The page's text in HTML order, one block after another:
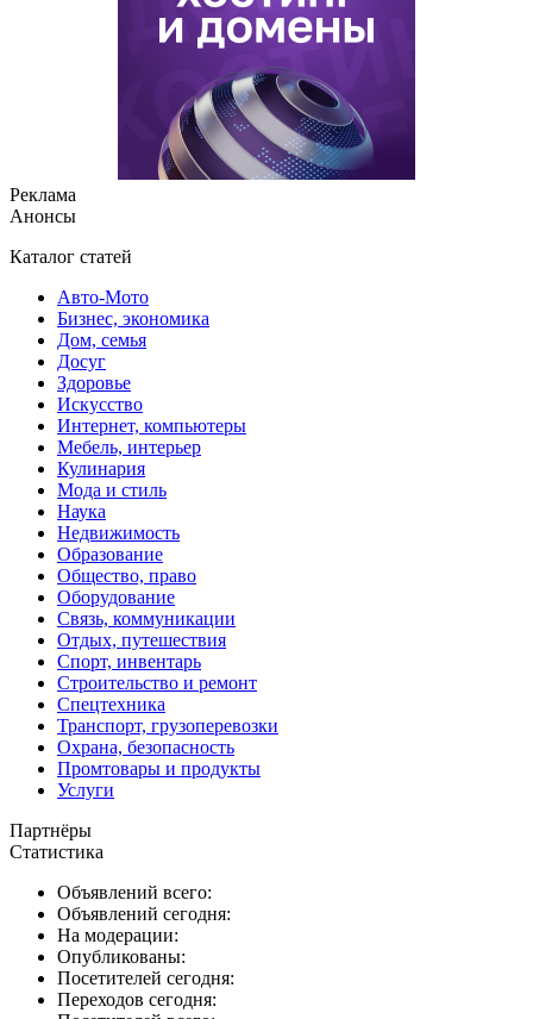
Реклама
Анонсы
Каталог статей
Авто-Мото
Бизнес, экономика
Дом, семья
Досуг
Здоровье
Искусство
Интернет, компьютеры
Мебель, интерьер
Кулинария
Мода и стиль
Наука
Недвижимость
Образование
Общество, право
Оборудование
Связь, коммуникации
Отдых, путешествия
Спорт, инвентарь
Строительство и ремонт
Спецтехника
Транспорт, грузоперевозки
Охрана, безопасность
Промтовары и продукты
Услуги
Партнёры
Статистика
Объявлений всего:
Объявлений сегодня:
На модерации:
Опубликованы:
Посетителей сегодня:
Переходов сегодня: